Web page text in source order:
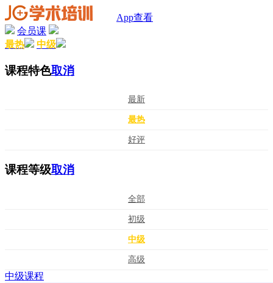
App查看
会员课
最热
中级
课程特色取消
最新
最热
好评
课程等级取消
全部
初级
中级
高级
中级课程